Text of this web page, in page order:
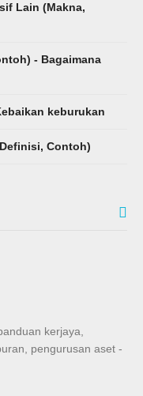
Lain (Makna,
- Bagaimana
keburukan
Contoh)
kerjaya,
pengurusan aset -